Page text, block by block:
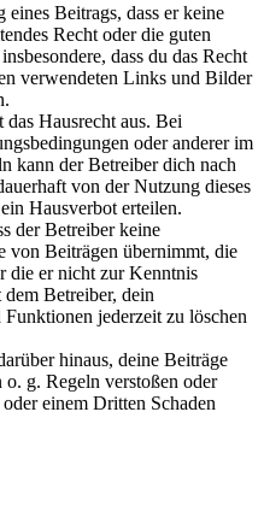
Beitrags, dass er keine
Recht oder die guten
dass du das Recht
verwendeten Links und Bilder
Hausrecht aus. Bei
oder anderer im
kann der Betreiber dich nach
von der Nutzung dieses
Hausverbot erteilen.
der Betreiber keine
von Beiträgen übernimmt, die
die er nicht zur Kenntnis
dem Betreiber, dein
jederzeit zu löschen
hinaus, deine Beiträge
o. g. Regeln verstoßen oder
einem Dritten Schaden